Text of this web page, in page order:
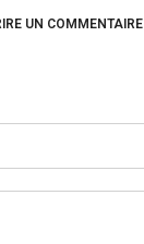
UN COMMENTAIRE